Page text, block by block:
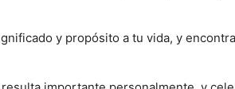
y propósito a tu vida, y